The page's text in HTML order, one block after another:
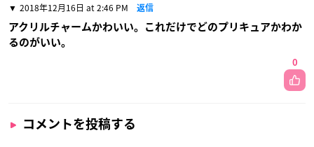
2018年12月16日 at 2:46 PM 返信
アクリルチャームかわいい。これだけでどのプリキュアかわか
るのがいい。
0
コメントを投稿する